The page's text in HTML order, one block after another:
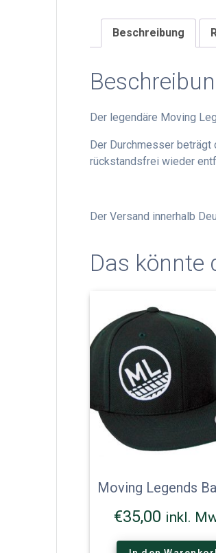
Beschreibung
Der legendäre Moving
Der Durchmesser beträgt
rückstandsfrei wieder
Der Versand innerhalb
Das könnte
Moving Legends
€35,00 inkl.